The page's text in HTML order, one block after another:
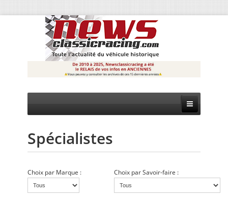
CIRCUIT
MONTAGNE
Spécialistes
Choix par Marque : Choix par Savoir-faire :